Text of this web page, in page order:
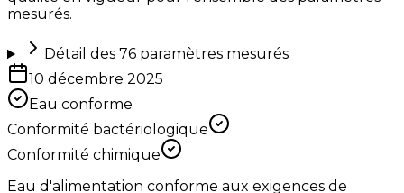
mesurés.
Détail des 76paramètres mesurés
10 décembre 2025
Eau conforme
Conformité bactériologique
Conformité chimique
Eau d'alimentation conforme aux exigences de